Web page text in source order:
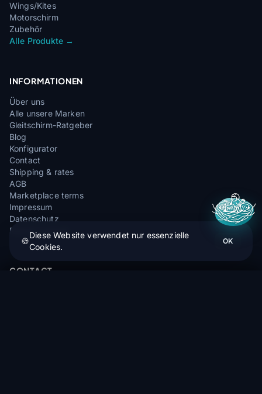
Wings/Kites
Motorschirm
Zubehör
Alle Produkte →
INFORMATIONEN
Über uns
Alle unsere Marken
Gleitschirm-Ratgeber
Blog
Konfigurator
Contact
Shipping & rates
AGB
Marketplace terms
Impressum
Datenschutz
Report content
CONTACT
🍪
Diese Website verwendet nur essenzielle
Cookies.
OK